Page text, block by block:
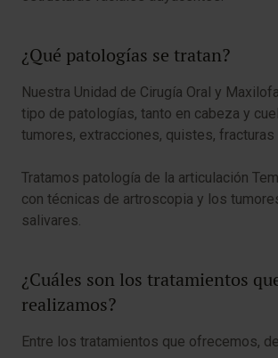
¿Qué patologías se tratan?
Nuestra Unidad de Cirugía Oral y
tipo de patologías, tanto en cabeza y
tumores, extracciones, quistes,
Tratamos patología de la articulación
con técnicas de artroscopia y los
salivares.
¿Cuáles son los tratamientos
realizamos?
Entre los tratamientos que ofrecemos,